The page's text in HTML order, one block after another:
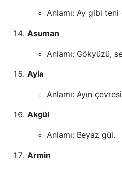
Anlamı: Ay gibi teni
Asuman
Anlamı: Gökyüzü,
Ayla
Anlamı: Ayın
Akgül
Anlamı: Beyaz gül.
Armin